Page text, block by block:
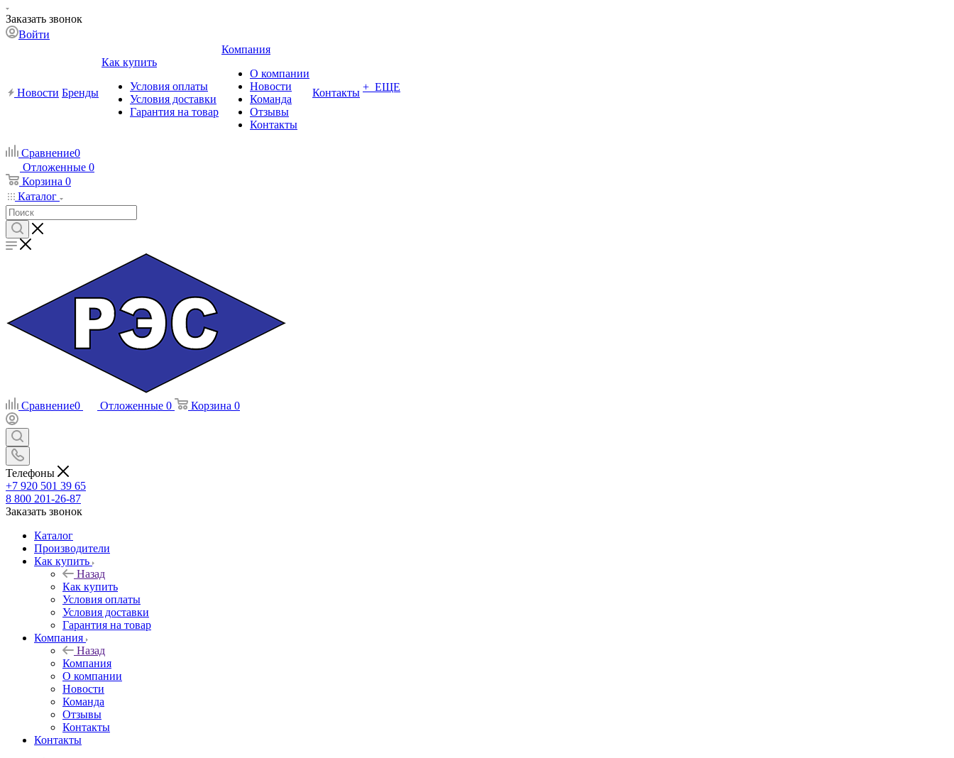
Заказать звонок
Войти
Новости Бренды
Как купить
Условия оплаты
Условия доставки
Гарантия на товар
Компания
О компании
Новости
Команда
Отзывы
Контакты
Контакты + ЕЩЕ
Сравнение0
Отложенные 0
Корзина 0
Каталог
Сравнение0 Отложенные 0 Корзина 0
Телефоны
+7 920 501 39 65
8 800 201-26-87
Заказать звонок
Каталог
Производители
Как купить
Назад
Как купить
Условия оплаты
Условия доставки
Гарантия на товар
Компания
Назад
Компания
О компании
Новости
Команда
Отзывы
Контакты
Контакты